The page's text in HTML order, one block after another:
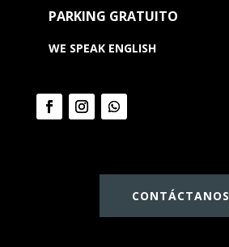
PARKING GRATUITO
WE SPEAK ENGLISH
CONTÁCTANOS